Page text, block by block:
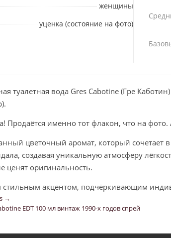
женщины
уценка (состояние на фото)
туалетная вода Gres Cabotine (Гре
Продаётся именно тот флакон, что на
цветочный аромат, который сочетает
создавая уникальную атмосферу
ценят оригинальность.
стильным акцентом, подчёркивающим
→
EDT 100 мл винтаж 1990-х годов спрей